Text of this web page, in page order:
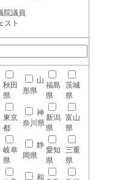
院議員
スト
秋田
県
山
形県
福島
県
茨城
県
東京
都
神
奈川県
新潟
県
富山
県
岐阜
県
静
岡県
愛知
県
三重
県
和